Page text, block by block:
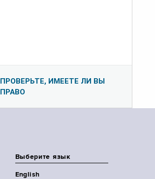
ПРОВЕРЬТЕ, ИМЕЕТЕ ЛИ ВЫ
ПРАВО
Выберите язык
English